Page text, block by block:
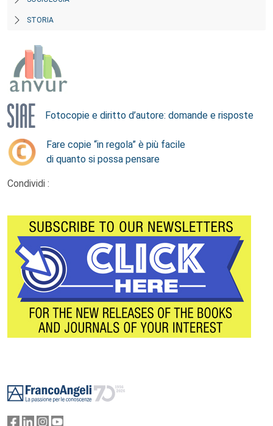
STORIA
Fotocopie e diritto d’autore: domande e risposte
Fare copie “in regola” è più facile
di quanto si possa pensare
Condividi :